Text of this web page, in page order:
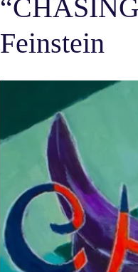
Feinstein